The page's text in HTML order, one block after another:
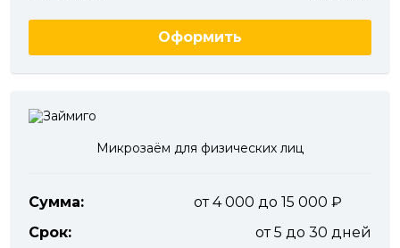
Оформить
Микрозаём для физических лиц
Сумма:
от 4 000 до 15 000
Срок:
от 5 до 30 дней